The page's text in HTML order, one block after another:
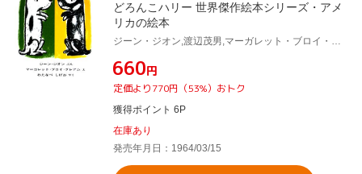
どろんこハリー 世界傑作絵本シリーズ・アメ
リカの絵本
ジーン・ジオン,渡辺茂男,マーガレット・ブロイ・グレアム
¥660円
定価より770円（53%）おトク
獲得ポイント 6P
在庫あり
発売年月日：1964/03/15